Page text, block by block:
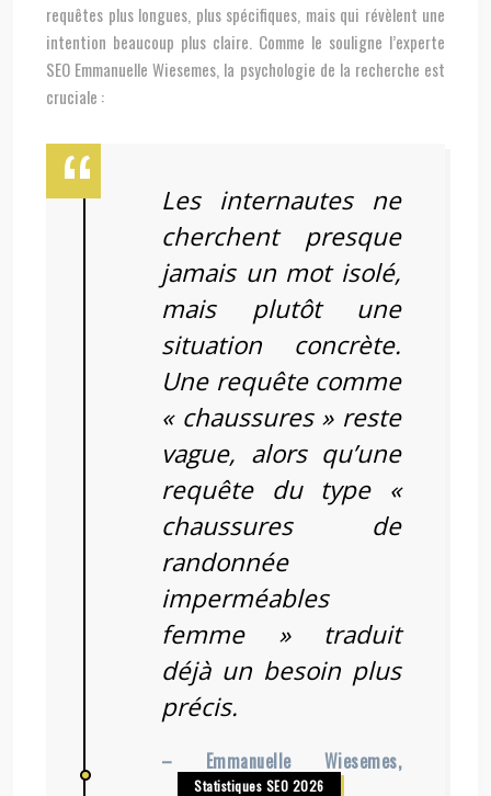
requêtes plus longues, plus spécifiques, mais qui révèlent une
intention beaucoup plus claire. Comme le souligne l’experte
SEO Emmanuelle Wiesemes, la psychologie de la recherche est
cruciale :
Les internautes ne
cherchent presque
jamais un mot isolé,
mais plutôt une
situation concrète.
Une requête comme
« chaussures » reste
vague, alors qu’une
requête du type «
chaussures de
randonnée
imperméables
femme » traduit
déjà un besoin plus
précis.
– Emmanuelle Wiesemes,
Statistiques SEO 2026